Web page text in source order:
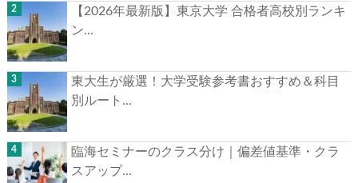
【2026年最新版】東京大学 合格者高校別ランキ
ン...
東大生が厳選！大学受験参考書おすすめ＆科目
別ルート...
臨海セミナーのクラス分け｜偏差値基準・クラ
スアップ...